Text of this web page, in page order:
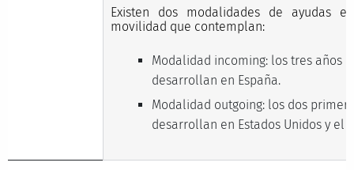
Existen dos modalidades de ayudas
movilidad que contemplan:
Modalidad incoming: los tres años
desarrollan en España.
Modalidad outgoing: los dos
desarrollan en Estados Unidos y el